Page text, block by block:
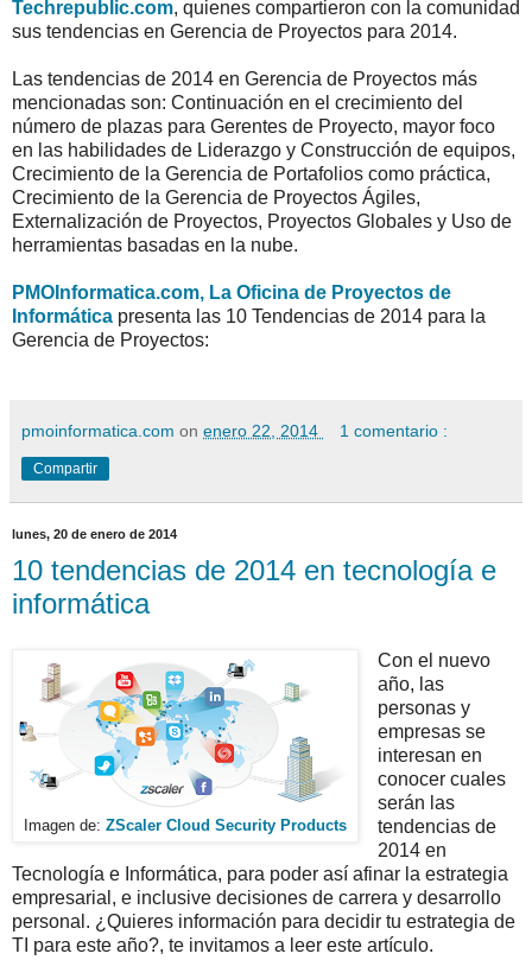
Techrepublic.com, quienes compartieron con la comunidad
sus tendencias en Gerencia de Proyectos para 2014.
Las tendencias de 2014 en Gerencia de Proyectos más
mencionadas son: Continuación en el crecimiento del
número de plazas para Gerentes de Proyecto, mayor foco
en las habilidades de Liderazgo y Construcción de equipos,
Crecimiento de la Gerencia de Portafolios como práctica,
Crecimiento de la Gerencia de Proyectos Ágiles,
Externalización de Proyectos, Proyectos Globales y Uso de
herramientas basadas en la nube.
PMOInformatica.com, La Oficina de Proyectos de
Informática presenta las 10 Tendencias de 2014 para la
Gerencia de Proyectos:
pmoinformatica.com on enero 22, 2014 1 comentario :
Compartir
lunes, 20 de enero de 2014
10 tendencias de 2014 en tecnología e
informática
Imagen de: ZScaler Cloud Security Products
Con el nuevo
año, las
personas y
empresas se
interesan en
conocer cuales
serán las
tendencias de
2014 en
Tecnología e Informática, para poder así afinar la estrategia
empresarial, e inclusive decisiones de carrera y desarrollo
personal. ¿Quieres información para decidir tu estrategia de
TI para este año?, te invitamos a leer este artículo.